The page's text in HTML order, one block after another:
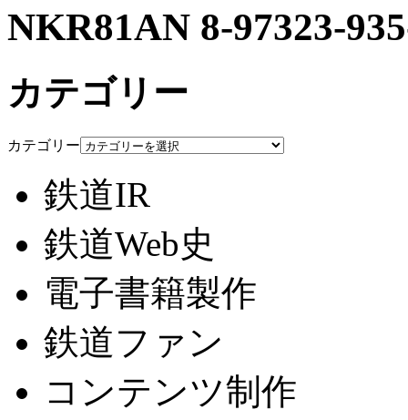
NKR81AN 8-97323-
カテゴリー
カテゴリー
鉄道IR
鉄道Web史
電子書籍製作
鉄道ファン
コンテンツ制作